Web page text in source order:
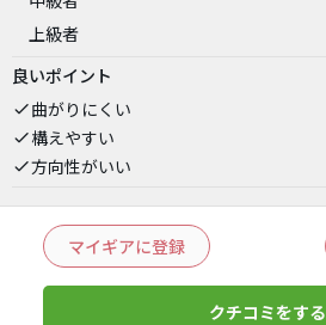
上級者
良いポイント
曲がりにくい
構えやすい
方向性がいい
マイギアに登録
クチコミをする